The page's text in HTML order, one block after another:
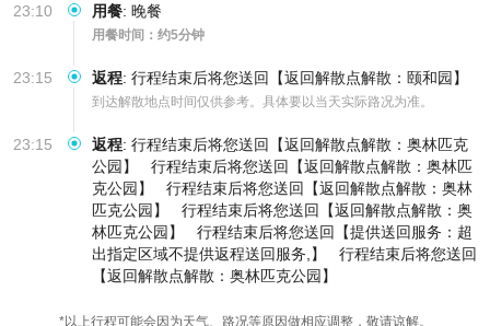
23:10 用餐: 晚餐
用餐时间：约5分钟
23:15 返程: 行程结束后将您送回【返回解散点解散：颐和园】
到达解散地点时间仅供参考。具体要以当天实际路况为准。
23:15 返程: 行程结束后将您送回【返回解散点解散：奥林匹克
公园】
行程结束后将您送回【返回解散点解散：奥林匹
克公园】
行程结束后将您送回【返回解散点解散：奥林
匹克公园】
行程结束后将您送回【返回解散点解散：奥
林匹克公园】
行程结束后将您送回【提供送回服务：超
出指定区域不提供返程送回服务,】
行程结束后将您送回
【返回解散点解散：奥林匹克公园】
*以上行程可能会因为天气、路况等原因做相应调整，敬请谅解。